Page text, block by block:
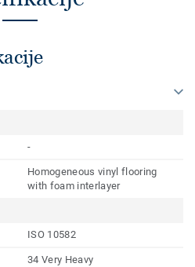
-
Homogeneous vinyl flooring
with foam interlayer
ISO 10582
34 Very Heavy